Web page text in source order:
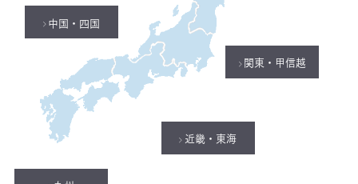
関東・甲信越
近畿・東海
中国・四国